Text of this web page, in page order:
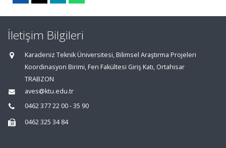
İletişim Bilgileri
Karadeniz Teknik Üniversitesi, Bilimsel Araştırma Projeleri
Koordinasyon Birimi, Fen Fakültesi Giriş Katı, Ortahisar
TRABZON
aves@ktu.edu.tr
0462 377 22 00 - 35 90
0462 325 34 84